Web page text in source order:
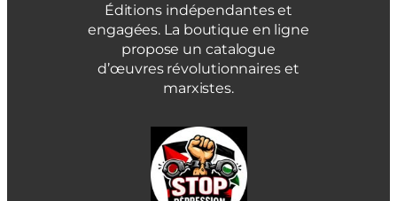
Éditions indépendantes et
engagées. La boutique en ligne
propose un catalogue
d’œuvres révolutionnaires et
marxistes.